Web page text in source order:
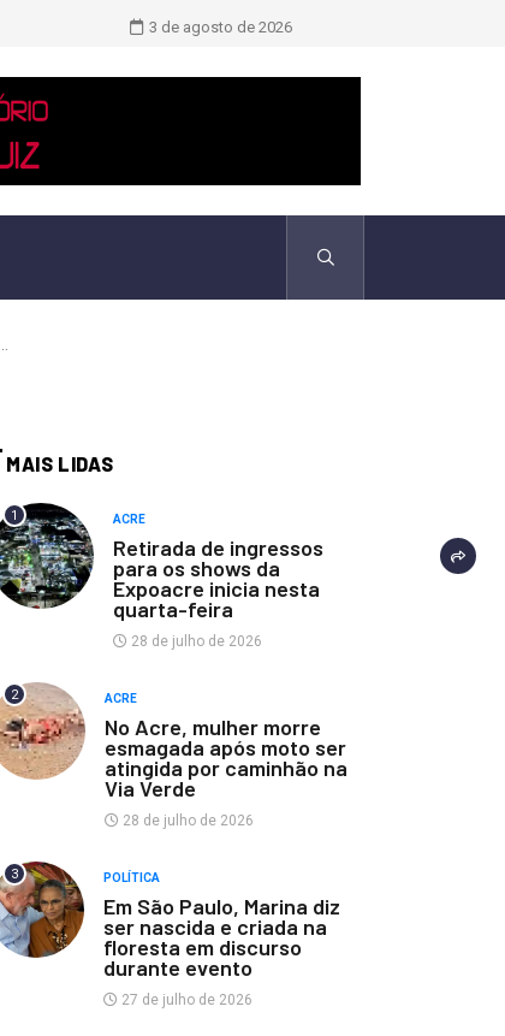
TCU identificou desvios de dinheiro
3 de agosto de 2026
MAIS LIDAS
1 ACRE
Retirada de ingressos
para os shows da
Expoacre inicia nesta
quarta-feira
28 de julho de 2026
2 ACRE
No Acre, mulher morre
esmagada após moto ser
atingida por caminhão na
Via Verde
28 de julho de 2026
3 POLÍTICA
Em São Paulo, Marina diz
ser nascida e criada na
floresta em discurso
durante evento
27 de julho de 2026